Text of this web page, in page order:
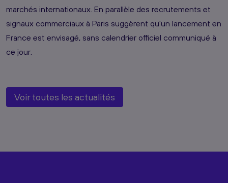
marchés internationaux. En parallèle des recrutements et
signaux commerciaux à Paris suggèrent qu'un lancement en
France est envisagé, sans calendrier officiel communiqué à
ce jour.
Voir toutes les actualités